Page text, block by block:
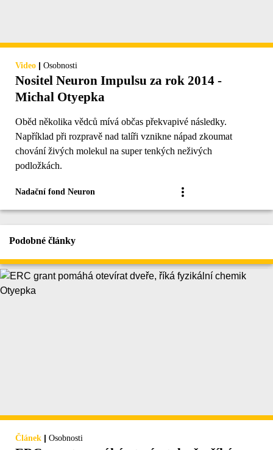
Video | Osobnosti
Nositel Neuron Impulsu za rok 2014 -
Michal Otyepka
Oběd několika vědců mívá občas překvapivé následky.
Například při rozpravě nad talíři vznikne nápad zkoumat
chování živých molekul na super tenkých neživých
podložkách.
Nadační fond Neuron
Podobné články
Článek | Osobnosti